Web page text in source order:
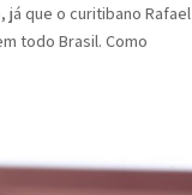
já que o curitibano Rafael
todo Brasil. Como